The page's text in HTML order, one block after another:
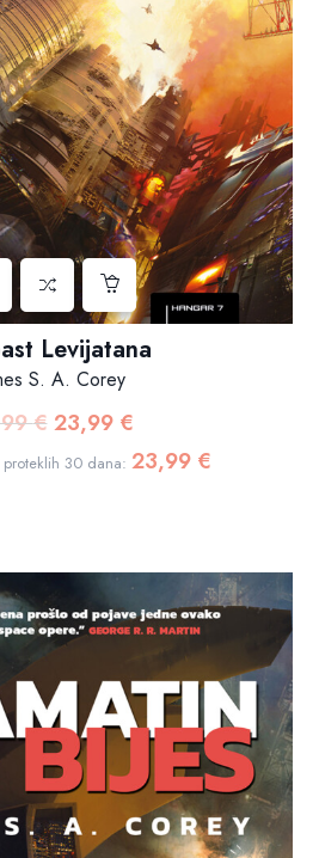
Levijatana
S. A. Corey
€ Izvorna
cijena
23,99 €Trenutna
cijena
30 dana: 23,99 €